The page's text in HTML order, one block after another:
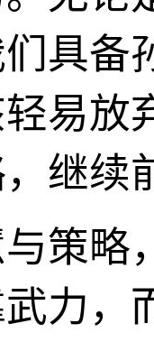
具备
易放
继续
策略
力，